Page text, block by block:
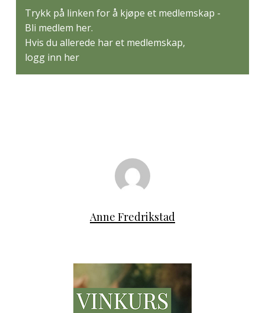
Trykk på linken for å kjøpe et medlemskap -
Bli medlem her.
Hvis du allerede har et medlemskap,
logg inn her
Anne Fredrikstad